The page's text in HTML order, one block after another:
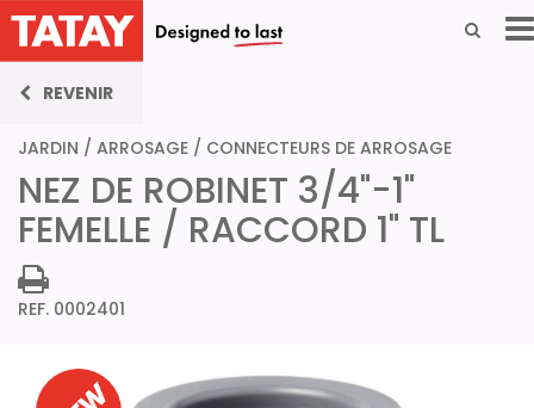
REVENIR
JARDIN / ARROSAGE / CONNECTEURS DE ARROSAGE
NEZ DE ROBINET 3/4"-1"
FEMELLE / RACCORD 1" TL
REF. 0002401